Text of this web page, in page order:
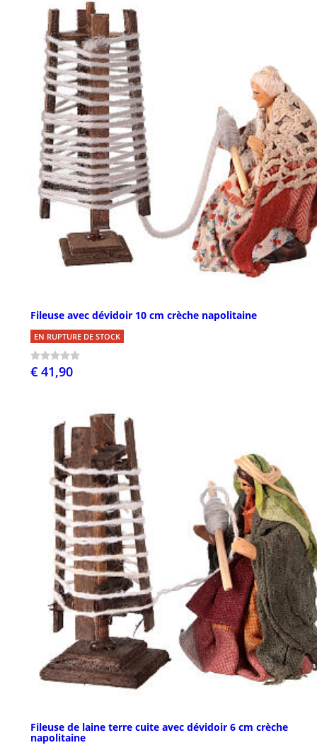
Fileuse avec dévidoir 10 cm crèche napolitaine
EN RUPTURE DE STOCK
€ 41,90
Fileuse de laine terre cuite avec dévidoir 6 cm crèche
napolitaine